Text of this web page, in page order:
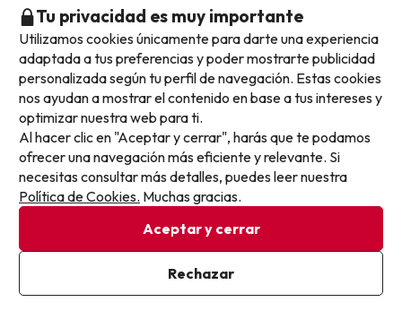
Hoteles con toboganes
Selección de la Newsletter
Los favoritos de nuestros clientes
Vacaciones en Noviembre
Métodos de pago disponibles
Condiciones generales
Política de cookies
Viajes para ti S.L.U. Copyright © Buscounchollo.com 2010 -
Tu privacidad es muy importante
Utilizamos cookies únicamente para darte una experiencia
adaptada a tus preferencias y poder mostrarte publicidad
personalizada según tu perfil de navegación. Estas cookies
nos ayudan a mostrar el contenido en base a tus intereses y
optimizar nuestra web para ti.
Al hacer clic en "Aceptar y cerrar", harás que te podamos
ofrecer una navegación más eficiente y relevante. Si
necesitas consultar más detalles, puedes leer nuestra
Política de Cookies. Muchas gracias.
Aceptar y cerrar
Rechazar